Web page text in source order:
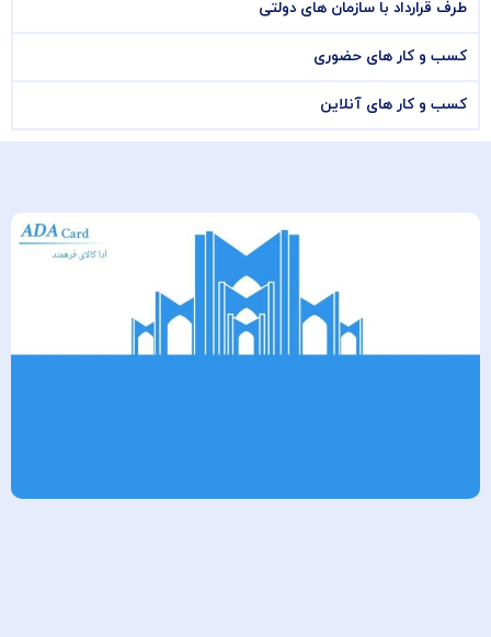
طرف قرارداد با سازمان های دولتی
کسب و کار های حضوری
کسب و کار های آنلاین